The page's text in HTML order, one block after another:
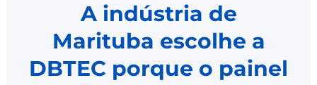
A indústria de
Marituba escolhe a
DBTEC porque o painel